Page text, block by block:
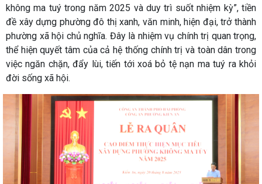
không ma tuý trong năm 2025 và duy trì suốt nhiệm kỳ”, tiền
đề xây dựng phường đô thị xanh, văn minh, hiện đại, trở thành
phường xã hội chủ nghĩa. Đây là nhiệm vụ chính trị quan trọng,
thể hiện quyết tâm của cả hệ thống chính trị và toàn dân trong
việc ngăn chặn, đẩy lùi, tiến tới xoá bỏ tệ nạn ma tuý ra khỏi
đời sống xã hội.